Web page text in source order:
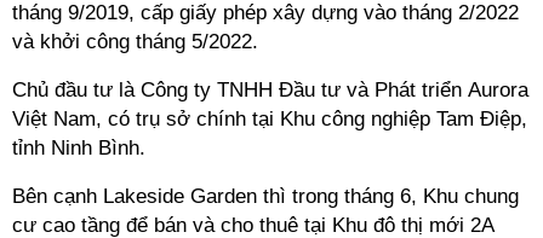
tháng 9/2019, cấp giấy phép xây dựng vào tháng 2/2022
và khởi công tháng 5/2022.
Chủ đầu tư là Công ty TNHH Đầu tư và Phát triển Aurora
Việt Nam, có trụ sở chính tại Khu công nghiệp Tam Điệp,
tỉnh Ninh Bình.
Bên cạnh Lakeside Garden thì trong tháng 6, Khu chung
cư cao tầng để bán và cho thuê tại Khu đô thị mới 2A